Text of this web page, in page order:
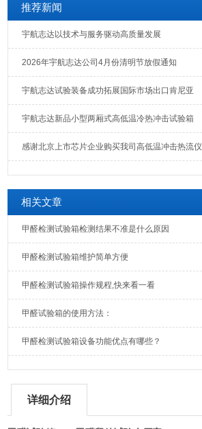
推荐新闻
宇航志达以技术与服务驱动高质量发展
2026年宇航志达公司4月份清明节放假通知
宇航志达试验装备成功拓展国际市场出口肯尼亚
宇航志达新品小型两厢式高低温冷热冲击试验箱
感谢北京上市芯片企业购买我司高低温冲击热流仪
相关文章
甲醛检测试验箱检测结果不准是什么原因
甲醛检测试验箱维护简单方便
甲醛检测试验箱操作规程,快来看一看
甲醛试验箱的使用方法：
甲醛检测试验箱设备功能优点有哪些？
详细介绍